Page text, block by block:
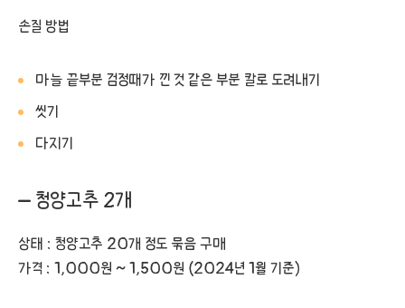
손질 방법
마늘 끝부분 검정때가 낀 것 같은 부분 칼로 도려내기
씻기
다지기
– 청양고추 2개
상태 : 청양고추 20개 정도 묶음 구매
가격 : 1,000원 ~ 1,500원 (2024년 1월 기준)